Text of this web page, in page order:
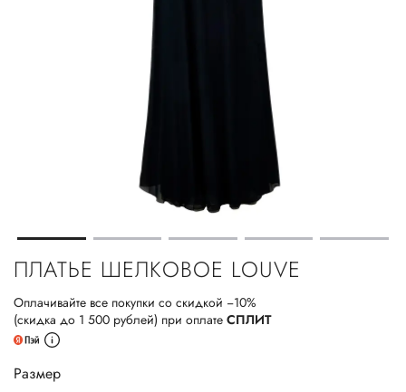
ПЛАТЬЕ ШЕЛКОВОЕ LOUVE
Оплачивайте все покупки со скидкой −10%
(скидка до 1 500 рублей) при оплате СПЛИТ
Размер